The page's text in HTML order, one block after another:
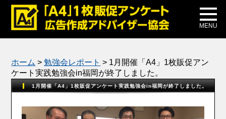
MENU
メディア掲載
公式ブログ
ホーム >勉強会レポート > 1月開催「A4」1枚販促アン
ケート実践勉強会in福岡が終了しました。
1月開催「A4」1枚販促アンケート実践勉強会in福岡が終了しました。